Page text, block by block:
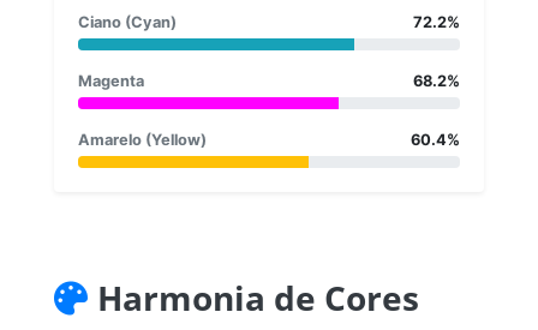
Ciano (Cyan) 72.2%
Magenta 68.2%
Amarelo (Yellow) 60.4%
Harmonia de Cores